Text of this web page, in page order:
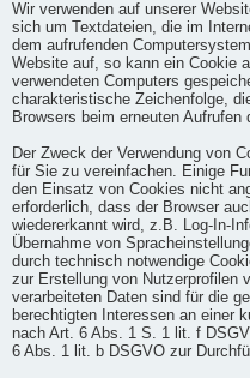
Wir verwenden auf unserer
sich um Textdateien, die im
dem aufrufenden
Website auf, so kann ein Cookie
verwendeten Computers
charakteristische Zeichenfolge,
Browsers beim erneuten Aufrufen
Der Zweck der Verwendung von
für Sie zu vereinfachen. Einige
den Einsatz von Cookies nicht
erforderlich, dass der Browser
wiedererkannt wird, z.B. Log-In-
Übernahme von
durch technisch notwendige
zur Erstellung von Nutzerprofilen
verarbeiteten Daten sind für die
berechtigten Interessen an einer
nach Art. 6 Abs. 1 S. 1 lit. f
6 Abs. 1 lit. b DSGVO zur